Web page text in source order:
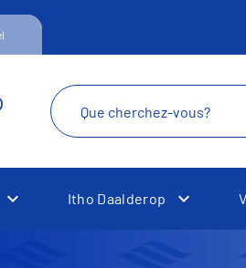
Itho Daalderop